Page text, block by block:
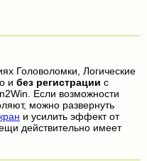
Головоломки, Логические
и без регистрации с
Если возможности
можно развернуть
и усилить эффект от
действительно имеет